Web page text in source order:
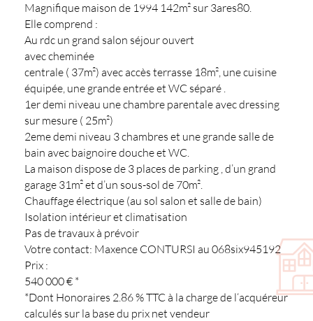
Magnifique maison de 1994 142m² sur 3ares80.
Elle comprend :
Au rdc un grand salon séjour ouvert
avec cheminée
centrale ( 37m²) avec accès terrasse 18m², une cuisine
équipée, une grande entrée et WC séparé .
1er demi niveau une chambre parentale avec dressing
sur mesure ( 25m²)
2eme demi niveau 3 chambres et une grande salle de
bain avec baignoire douche et WC.
La maison dispose de 3 places de parking , d’un grand
garage 31m² et d’un sous-sol de 70m².
Chauffage électrique (au sol salon et salle de bain)
Isolation intérieur et climatisation
Pas de travaux à prévoir
Votre contact: Maxence CONTURSI au 068six945192
Prix :
540 000 € *
*Dont Honoraires 2.86 % TTC à la charge de l‘acquéreur
calculés sur la base du prix net vendeur